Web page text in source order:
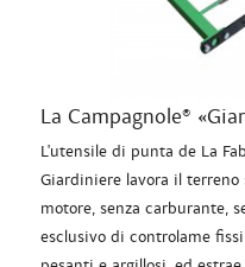
La Campagnole®
L'utensile di punta de La
Giardiniere lavora il terreno
motore, senza carburante,
esclusivo di controlame